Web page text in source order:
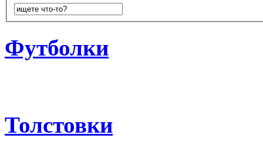
Футболки
Толстовки